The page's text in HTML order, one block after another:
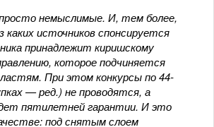
немыслимые. И, тем более,
каких источников спонсируется
принадлежит киришскому
которое подчиняется
При этом конкурсы по 44-
— ред.) не проводятся, а
пятилетней гарантии. И это
под снятым слоем